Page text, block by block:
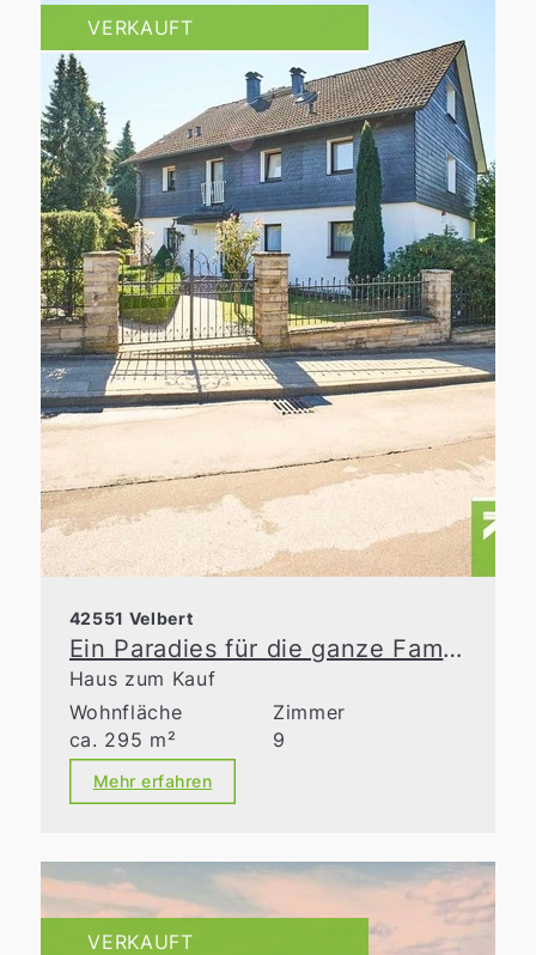
VERKAUFT
42551 Velbert
Ein Paradies für die ganze Familie
Haus zum Kauf
Wohnfläche
ca. 295 m²
Zimmer
9
Mehr erfahren
VERKAUFT